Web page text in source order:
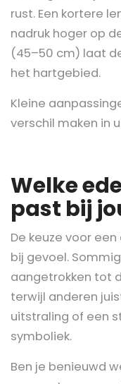
rust. Een kortere
nadruk hoger op
(45–50 cm) laat
het hartgebied.
Kleine
verschil maken in
Welke
past bij
De keuze voor
bij gevoel.
aangetrokken tot
terwijl anderen
uitstraling of een
symboliek.
Ben je benieuwd